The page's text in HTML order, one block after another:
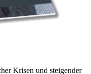
Krisen und steigender